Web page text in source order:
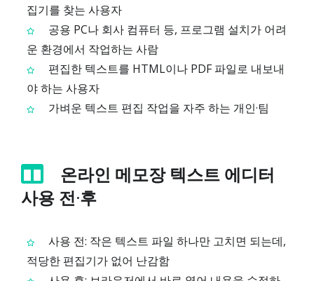
집기를 찾는 사용자
공용 PC나 회사 컴퓨터 등, 프로그램 설치가 어려
운 환경에서 작업하는 사람
편집한 텍스트를 HTML이나 PDF 파일로 내보내
야 하는 사용자
가벼운 텍스트 편집 작업을 자주 하는 개인·팀
온라인 메모장 텍스트 에디터
사용 전·후
사용 전: 작은 텍스트 파일 하나만 고치면 되는데,
적당한 편집기가 없어 난감함